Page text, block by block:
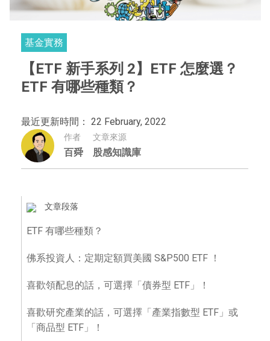
基金實務
【ETF 新手系列 2】ETF 怎麼選？
ETF 有哪些種類？
最近更新時間： 22 February, 2022
作者
百舜
文章來源
股感知識庫
文章段落
ETF 有哪些種類？
佛系投資人：定期定額買美國 S&P500 ETF ！
喜歡領配息的話，可選擇「債券型 ETF」！
喜歡研究產業的話，可選擇「產業指數型 ETF」或
「商品型 ETF」！